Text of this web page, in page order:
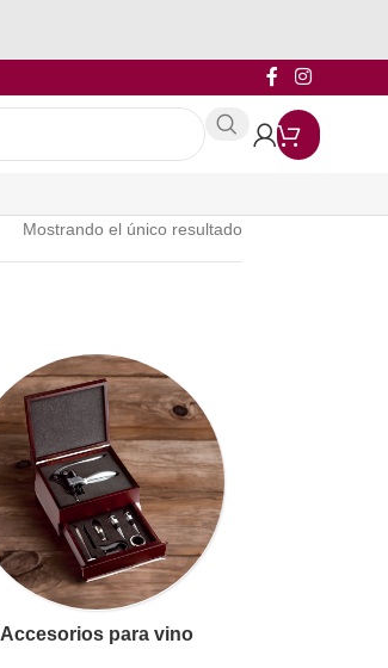
Mostrando el único resultado
Accesorios para vino